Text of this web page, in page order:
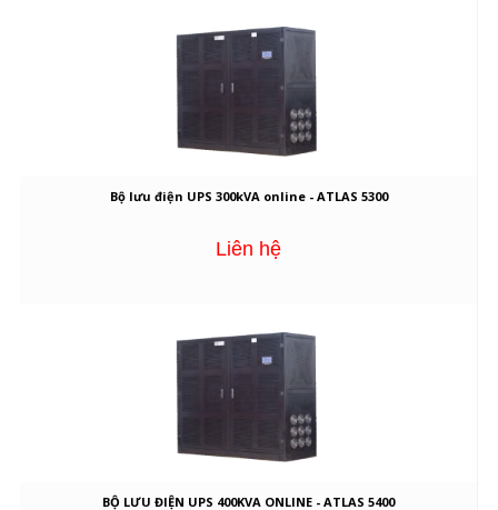
Bộ lưu điện UPS 300kVA online - ATLAS 5300
Liên hệ
BỘ LƯU ĐIỆN UPS 400KVA ONLINE - ATLAS 5400